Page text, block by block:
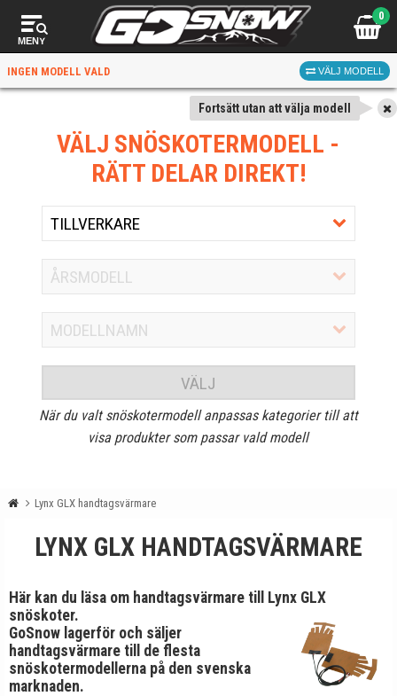
MENY
0
INGEN MODELL VALD VÄLJ MODELL
Fortsätt utan att välja modell
VÄLJ SNÖSKOTERMODELL -
RÄTT DELAR DIREKT!
VÄLJ
När du valt snöskotermodell anpassas kategorier till att
visa produkter som passar vald modell
Lynx GLX handtagsvärmare
LYNX GLX HANDTAGSVÄRMARE
Här kan du läsa om handtagsvärmare till Lynx GLX
snöskoter.
GoSnow lagerför och säljer
handtagsvärmare till de flesta
snöskotermodellerna på den svenska
marknaden.